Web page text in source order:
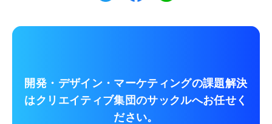
開発・デザイン・マーケティングの課題解決
はクリエイティブ集団のサックルへお任せく
ださい。